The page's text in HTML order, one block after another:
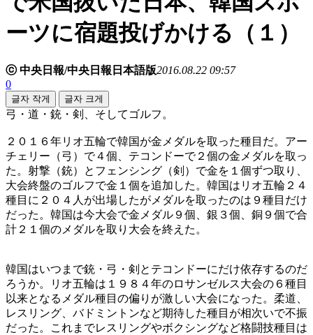
ーツに宿題投げかける（１）
ⓒ 中央日報/中央日報日本語版2016.08.22 09:57
0
글자 작게 글자 크게
弓・道・銃・剣、そしてゴルフ。
２０１６年リオ五輪で韓国が金メダルを取った種目だ。アー
チェリー（弓）で４個、テコンドーで２個の金メダルを取っ
た。射撃（銃）とフェンシング（剣）で金を１個ずつ取り、
大会終盤のゴルフで金１個を追加した。韓国はリオ五輪２４
種目に２０４人が出場したがメダルを取ったのは９種目だけ
だった。韓国は今大会で金メダル９個、銀３個、銅９個で合
計２１個のメダルを取り大会を終えた。
韓国はいつまで銃・弓・剣とテコンドーにだけ依存するのだ
ろうか。リオ五輪は１９８４年のロサンゼルス大会の６種目
以来となるメダル種目の偏りが激しい大会になった。柔道、
レスリング、バドミントンなど期待した種目が相次いで不振
だった。これまでレスリングやボクシングなど格闘技種目は